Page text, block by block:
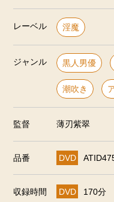
レーベル 淫魔
ジャンル 黒人男優
潮吹き
監督 薄刃紫翠
品番 DVD
収録時間 DVD 170分